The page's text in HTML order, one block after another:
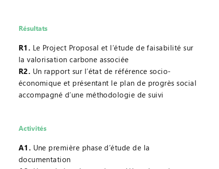
Résultats
R1. Le Project Proposal et l’étude de faisabilité sur
la valorisation carbone associée
R2. Un rapport sur l’état de référence socio-
économique et présentant le plan de progrès social
accompagné d’une méthodologie de suivi
Activités
A1. Une première phase d’étude de la
documentation